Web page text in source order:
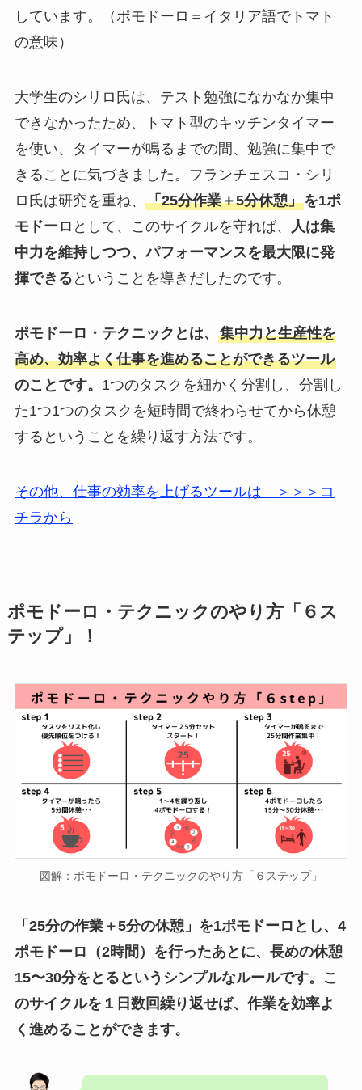
しています。（ポモドーロ＝イタリア語でトマト
の意味）
大学生のシリロ氏は、テスト勉強になかなか集中
できなかったため、トマト型のキッチンタイマー
を使い、タイマーが鳴るまでの間、勉強に集中で
きることに気づきました。フランチェスコ・シリ
ロ氏は研究を重ね、 「25分作業＋5分休憩」を1ポ
モドーロ として、このサイクルを守れば、
人は集
中力を維持しつつ、パフォーマンスを最大限に発
揮できる ということを導きだしたのです。
ポモドーロ・テクニックとは、 集中力と生産性を
高め、効率よく仕事を進めることができるツール
のことです。 1つのタスクを細かく分割し、分割し
た1つ1つのタスクを短時間で終わらせてから休憩
するということを繰り返す方法です。
その他、仕事の効率を上げるツールは ＞＞＞コ
チラから
ポモドーロ・テクニックのやり方「６ス
テップ」！
図解：ポモドーロ・テクニックのやり方「６ステップ」
「25分の作業＋5分の休憩」を1ポモドーロとし、4
ポモドーロ（2時間）を行ったあとに、長めの休憩
15〜30分をとるというシンプルなルールです。こ
のサイクルを１日数回繰り返せば、作業を効率よ
く進めることができます。